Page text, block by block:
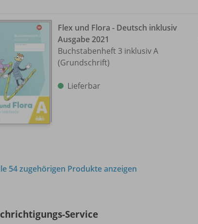
Flex und Flora - Deutsch inklusiv
Ausgabe 2021
Buchstabenheft 3 inklusiv A
(Grundschrift)
Lieferbar
54 zugehörigen Produkte anzeigen
Service